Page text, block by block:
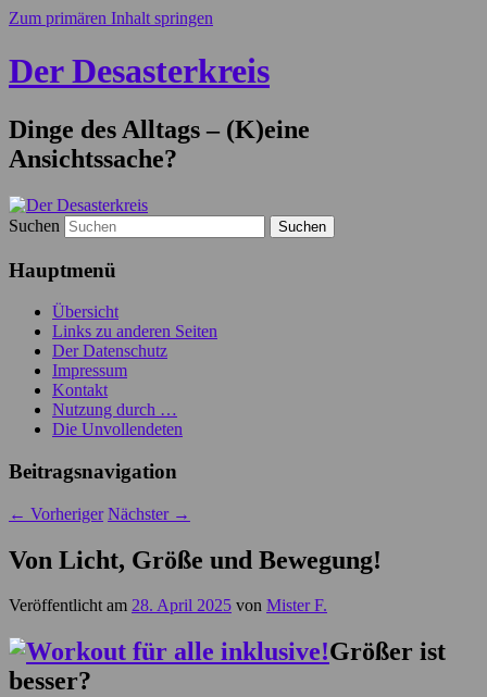
Zum primären Inhalt springen
Der Desasterkreis
Dinge des Alltags – (K)eine
Ansichtssache?
Suchen
Hauptmenü
Übersicht
Links zu anderen Seiten
Der Datenschutz
Impressum
Kontakt
Nutzung durch …
Die Unvollendeten
Beitragsnavigation
← Vorheriger Nächster →
Von Licht, Größe und Bewegung!
Veröffentlicht am 28. April 2025 von Mister F.
Größer ist
besser?